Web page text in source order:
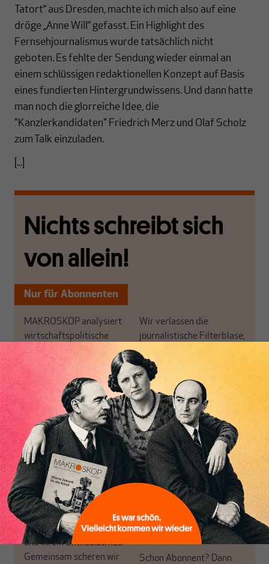
Inhaltsverzeichnis
Tatort“ aus Dresden, machte ich mich also auf eine
dröge „Anne Will“ gefasst. Ein Highlight des
Fernsehjournalismus wurde tatsächlich nicht
geboten. Es fehlte der Sendung wieder einmal an
einem schlüssigen redaktionellen Konzept auf Basis
eines fundierten Hintergrundwissens. Und dann hatte
man noch die glorreiche Idee, die
"Kanzlerkandidaten" Friedrich Merz und Olaf Scholz
zum Talk einzuladen.
[...]
Nichts schreibt sich
von allein!
Nur für Abonnenten
MAKROSKOP analysiert
wirtschaftspolitische
Themen aus einer
postkeynesianischen
Perspektive und ist damit
in Deutschland einzigartig.
MAKROSKOP steht für
das große Ganze. Wir
haben einen Blick auf
Geld, Wirtschaft und
Politik, den Sie so
woanders nicht finden.
Dabei leben wir von
unseren Autoren, ihren
Recherchen, ihrem Wissen
und ihrem Enthusiasmus.
Gemeinsam scheren wir
Wir verlassen die
journalistische Filterblase,
in der sich viele
eingerichtet haben. Wir
öffnen Fenster und
bringen frische Luft in die
engen und verstaubten
Debattenräume.
Brauchen Sie auch frische
Luft? Dann folgen Sie
einfach dem Button.
ABONNIEREN SIE
MAKROSKOP
Schon Abonnent? Dann